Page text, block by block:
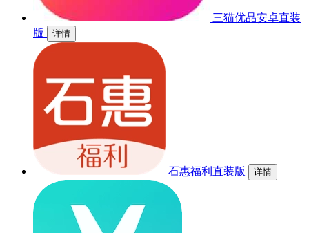
三猫优品安卓直装
版
详情
石惠福利直装版 详情